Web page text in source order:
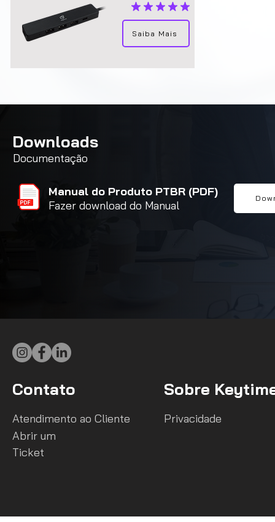
classificação média é 5 de 5
Saiba Mais
Downloads
Documentação
Manual do Produto PTBR (PDF)
Fazer download do Manual
Contato
Atendimento ao Cliente
Abrir um
Ticket
Sobre
Privacidade